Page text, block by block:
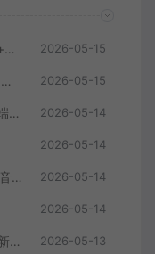
微橙分销系统官方原版，小程序商城+公众号商城，全开源可任意二开 2026-05-15
短剧影视开源源码，微信小程序H5网页付费模式会员系统 2026-05-15
兔兔答题源码一款前后端开源的移动端答题系统 2026-05-14
2026-05-14
测评小程序uniapp开发，支持微信抖音小程序带云后台 2026-05-14
2026-05-14
微信小程序各行业商用源码+后端-最新700多套小程序源码打包合集 2026-05-13